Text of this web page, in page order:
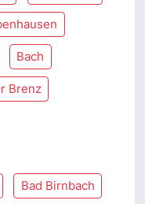
Bach
Brenz
Bad Birnbach